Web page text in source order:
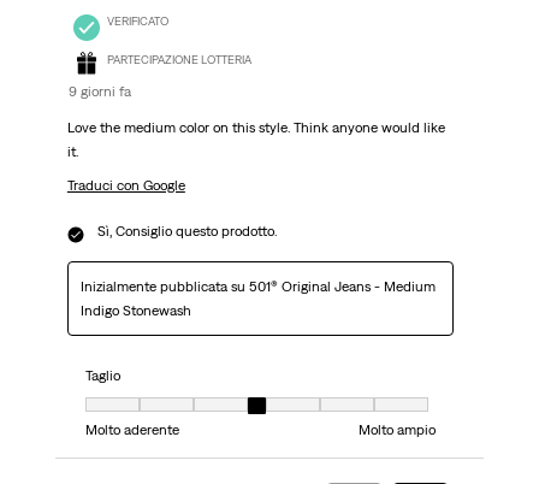
VERIFICATO
PARTECIPAZIONE LOTTERIA
9 giorni fa
Love the medium color on this style. Think anyone would like
it.
Traduci con Google
Sì, Consiglio questo prodotto.
Inizialmente pubblicata su 501® Original Jeans - Medium
Indigo Stonewash
Taglio
Taglio, 4 su 7, dove 1 è uguale a Molto aderente e 7 è uguale a Molto
Molto aderente
Molto ampio